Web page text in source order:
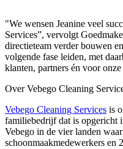
"We wensen Jeanine veel
Services”, vervolgt
directieteam verder bouwen
volgende fase leiden, met
klanten, partners én voor onze
Over Vebego Cleaning
Vebego Cleaning Services is
familiebedrijf dat is opgericht
Vebego in de vier landen
schoonmaakmedewerkers en